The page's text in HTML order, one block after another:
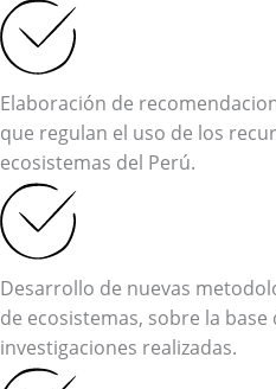
Elaboración de
que regulan el uso de los
ecosistemas del Perú.
Desarrollo de nuevas
de ecosistemas, sobre la
investigaciones realizadas.